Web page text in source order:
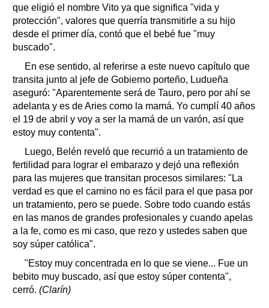
que eligió el nombre Vito ya que significa "vida y
protección", valores que querría transmitirle a su hijo
desde el primer día, contó que el bebé fue "muy
buscado".
En ese sentido, al referirse a este nuevo capítulo que
transita junto al jefe de Gobierno porteño, Ludueña
aseguró: "Aparentemente será de Tauro, pero por ahí se
adelanta y es de Aries como la mamá. Yo cumplí 40 años
el 19 de abril y voy a ser la mamá de un varón, así que
estoy muy contenta".
Luego, Belén reveló que recurrió a un tratamiento de
fertilidad para lograr el embarazo y dejó una reflexión
para las mujeres que transitan procesos similares: "La
verdad es que el camino no es fácil para el que pasa por
un tratamiento, pero se puede. Sobre todo cuando estás
en las manos de grandes profesionales y cuando apelas
a la fe, como es mi caso, que rezo y ustedes saben que
soy súper católica".
"Estoy muy concentrada en lo que se viene... Fue un
bebito muy buscado, así que estoy súper contenta",
cerró. (Clarín)